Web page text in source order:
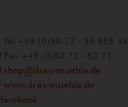
Tel +49 (0)80 72 - 95 888 44
Fax +49 (0)80 72 - 82 71
shop@drax-muehle.de
www.drax-muehle.de
facebook